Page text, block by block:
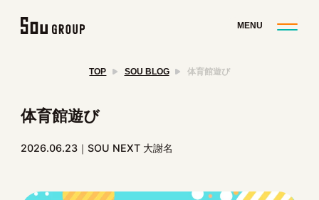
TOP SOU BLOG 体育館遊び
体育館遊び
2026.06.23 SOU NEXT 大謝名